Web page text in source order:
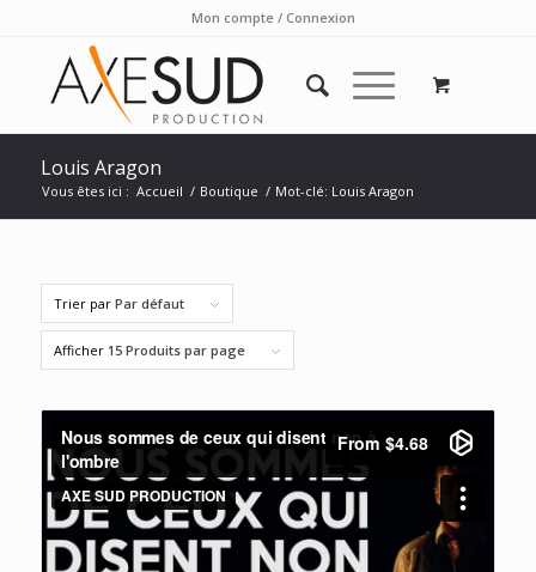
Mon compte / Connexion
Louis Aragon
Vous êtes ici : Accueil / Boutique / Mot-clé: Louis Aragon
Trier par Par défaut
Afficher 15 Produits par page